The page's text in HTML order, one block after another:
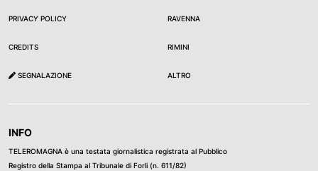
PRIVACY POLICY
CREDITS
SEGNALAZIONE
RAVENNA
RIMINI
ALTRO
INFO
TELEROMAGNA è una testata giornalistica registrata al Pubblico
Registro della Stampa al Tribunale di Forli (n. 611/82)